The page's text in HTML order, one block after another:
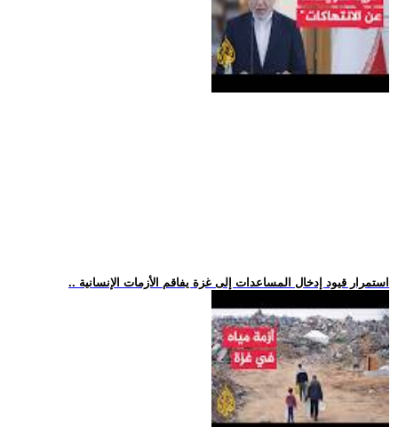
.. استمرار قيود إدخال المساعدات إلى غزة يفاقم الأزمات الإنسانية